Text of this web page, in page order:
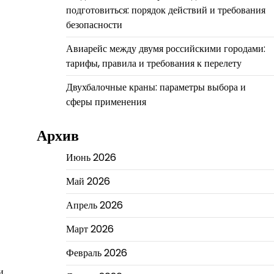
подготовиться: порядок действий и требования
безопасности
Авиарейс между двумя российскими городами:
тарифы, правила и требования к перелету
Двухбалочные краны: параметры выбора и
сферы применения
Архив
Июнь 2026
Май 2026
Апрель 2026
Март 2026
Февраль 2026